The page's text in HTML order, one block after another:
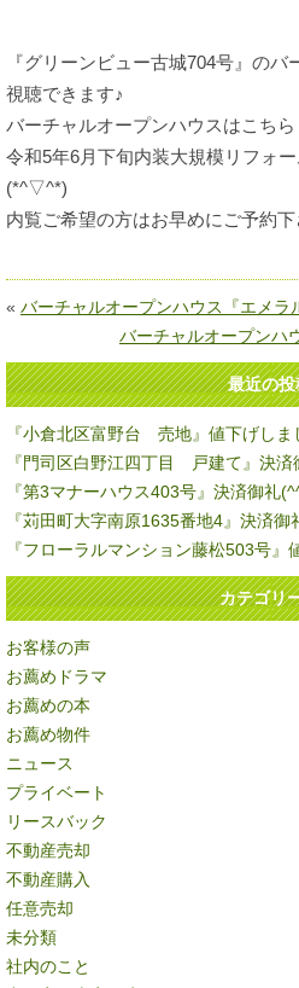
『グリーンビュー古城704号』の
視聴できます♪
バーチャルオープンハウスはこち
令和5年6月下旬内装大規模リフォ
(*^▽^*)
内覧ご希望の方はお早めにご予約
« バーチャルオープンハウス『エメラ
バーチャルオープンハ
最近の投
『小倉北区富野台 売地』値下げしま
『門司区白野江四丁目 戸建て』決済
『第3マナーハウス403号』決済御礼
『苅田町大字南原1635番地4』決済御
『フローラルマンション藤松503号』
カテゴリ
お客様の声
お薦めドラマ
お薦めの本
お薦め物件
ニュース
プライベート
リースバック
不動産売却
不動産購入
任意売却
未分類
社内のこと